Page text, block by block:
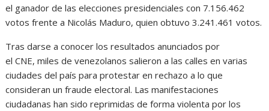
el ganador de las elecciones presidenciales con 7.156.462
votos frente a Nicolás Maduro, quien obtuvo 3.241.461 votos.
Tras darse a conocer los resultados anunciados por
el CNE, miles de venezolanos salieron a las calles en varias
ciudades del país para protestar en rechazo a lo que
consideran un fraude electoral. Las manifestaciones
ciudadanas han sido reprimidas de forma violenta por los